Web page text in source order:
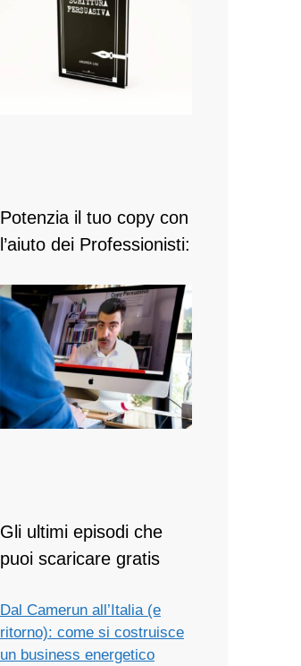
Potenzia il tuo copy con
l’aiuto dei Professionisti:
Gli ultimi episodi che
puoi scaricare gratis
Dal Camerun all’Italia (e
ritorno): come si costruisce
un business energetico